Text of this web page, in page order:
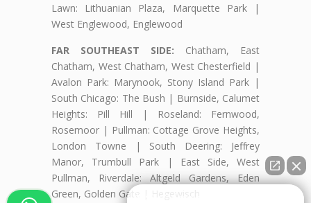
Lawn: Lithuanian Plaza, Marquette Park |
West Englewood, Englewood
FAR SOUTHEAST SIDE: Chatham, East
Chatham, West Chatham, West Chesterfield |
Avalon Park: Marynook, Stony Island Park |
South Chicago: The Bush | Burnside, Calumet
Heights: Pill Hill | Roseland: Fernwood,
Rosemoor | Pullman: Cottage Grove Heights,
London Towne | South Deering: Jeffrey
Manor, Trumbull Park | East Side, West
Pullman, Riverdale: Altgeld Gardens, Eden
Green, Golden Gate | Hegewisch